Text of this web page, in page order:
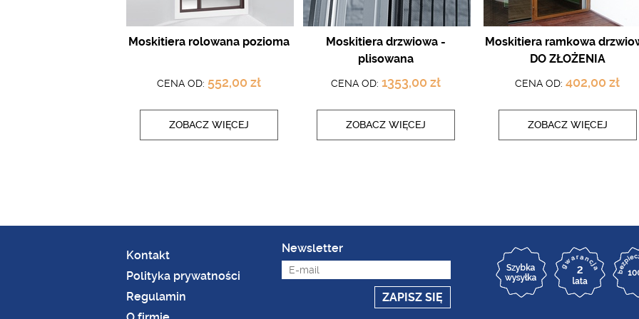
Moskitiera rolowana pozioma
CENA OD: 552,00 zł
ZOBACZ WIĘCEJ
Moskitiera drzwiowa -
plisowana
CENA OD: 1353,00 zł
ZOBACZ WIĘCEJ
Moskitiera ramkowa
DO ZŁOŻENIA
CENA OD:402,00 zł
ZOBACZ WIĘCEJ
Kontakt
Polityka prywatności
Regulamin
Newsletter